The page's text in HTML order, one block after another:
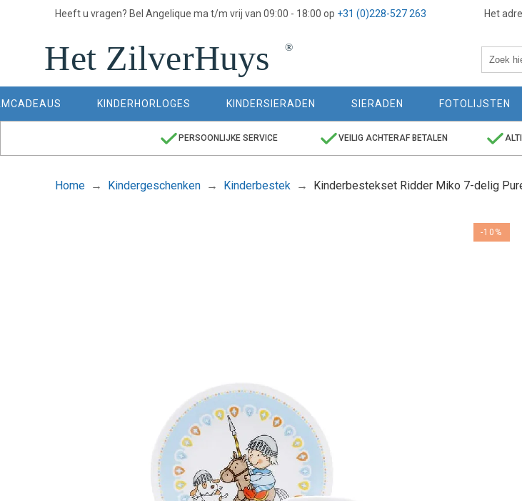
Heeft u vragen? Bel Angelique ma t/m vrij van 09:00 - 18:00 op +31 (0)228-527 263
Het
KINDERHORLOGES KINDERSIERADEN SIERADEN FOTOLIJSTEN
PERSOONLIJKE SERVICE VEILIG ACHTERAF BETALEN
Home Kindergeschenken Kinderbestek Kinderbestekset Ridder Miko 7-delig
-10%